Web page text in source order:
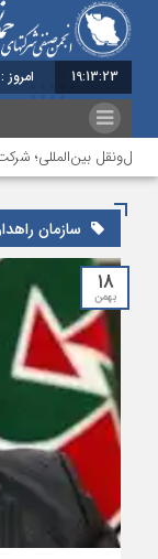
19:13:23 امروز :
بین‌المللی؛
سازمان
۱۸
بهمن